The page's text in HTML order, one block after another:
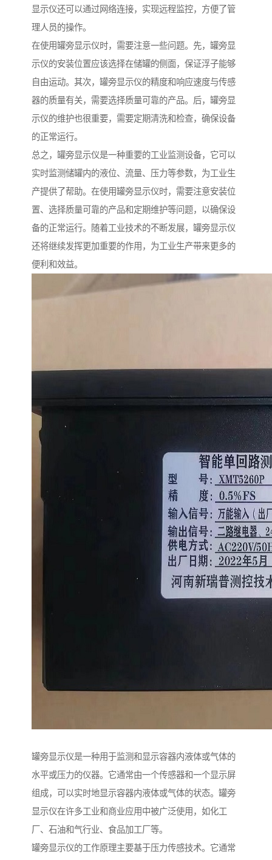
显示仪还可以通过网络连接，实现远程监控，方便了管
理人员的操作。
在使用罐旁显示仪时，需要注意一些问题。先，罐旁显
示仪的安装位置应该选择在储罐的侧面，保证浮子能够
自由运动。其次，罐旁显示仪的精度和响应速度与传感
器的质量有关，需要选择质量可靠的产品。后，罐旁显
示仪的维护也很重要，需要定期清洗和检查，确保设备
的正常运行。
总之，罐旁显示仪是一种重要的工业监测设备，它可以
实时监测储罐内的液位、流量、压力等参数，为工业生
产提供了帮助。在使用罐旁显示仪时，需要注意安装位
置、选择质量可靠的产品和定期维护等问题，以确保设
备的正常运行。随着工业技术的不断发展，罐旁显示仪
还将继续发挥更加重要的作用，为工业生产带来更多的
便利和效益。
罐旁显示仪是一种用于监测和显示容器内液体或气体的
水平或压力的仪器。它通常由一个传感器和一个显示屏
组成，可以实时地显示容器内液体或气体的状态。罐旁
显示仪在许多工业和商业应用中被广泛使用，如化工
厂、石油和气行业、食品加工厂等。
罐旁显示仪的工作原理主要基于压力传感技术。它通常